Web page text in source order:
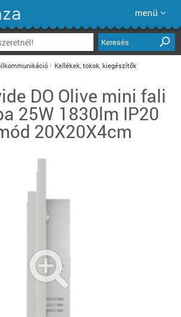
menü
Keresés
Kellékek, tokok, kiegészítők
DO Olive mini fali
25W 1830lm IP20
20X20X4cm